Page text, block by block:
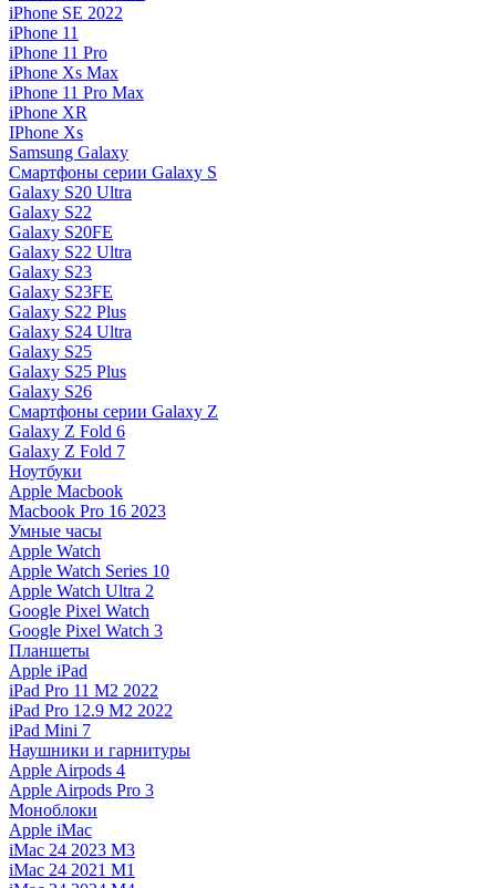
iPhone SE 2022
iPhone 11
iPhone 11 Pro
iPhone Xs Max
iPhone 11 Pro Max
iPhone XR
IPhone Xs
Samsung Galaxy
Смартфоны серии Galaxy S
Galaxy S20 Ultra
Galaxy S22
Galaxy S20FE
Galaxy S22 Ultra
Galaxy S23
Galaxy S23FE
Galaxy S22 Plus
Galaxy S24 Ultra
Galaxy S25
Galaxy S25 Plus
Galaxy S26
Смартфоны серии Galaxy Z
Galaxy Z Fold 6
Galaxy Z Fold 7
Ноутбуки
Apple Macbook
Macbook Pro 16 2023
Умные часы
Apple Watch
Apple Watch Series 10
Apple Watch Ultra 2
Google Pixel Watch
Google Pixel Watch 3
Планшеты
Apple iPad
iPad Pro 11 M2 2022
iPad Pro 12.9 M2 2022
iPad Mini 7
Наушники и гарнитуры
Apple Airpods 4
Apple Airpods Pro 3
Моноблоки
Apple iMac
iMac 24 2023 M3
iMac 24 2021 M1